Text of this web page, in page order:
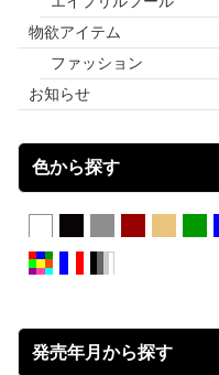
物欲アイテム
ファッション
お知らせ
色から探す
発売年月から探す